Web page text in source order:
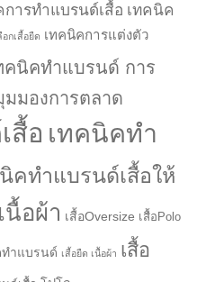
การทำแบรนด์เสื้อ เทคนิค
กเสื้อยืด เทคนิคการแต่งตัว
คนิคทำแบรนด์ การ
มองการตลาด
สื้อ เทคนิคทำ
คทำแบรนด์เสื้อให้
เนื้อผ้า เสื้อOversize เสื้อPolo
ทำแบรนด์ เสื้อยืด เนื้อผ้า เสื้อ